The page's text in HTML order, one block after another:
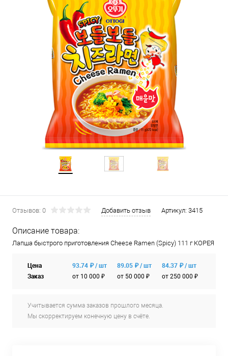
Отзывов: 0 Добавить отзыв Артикул: 3415
Описание товара:
Лапша быстрого приготовления Cheese Ramen (Spicy) 111 г КОРЕЯ
Цена
Заказ
93.74 ₽ / шт
от 10 000 ₽
89.05 ₽ / шт
от 50 000 ₽
84.37 ₽ / шт
от 250 000 ₽
Учитывается сумма заказов прошлого месяца.
Мы скорректируем конечную цену в счёте.